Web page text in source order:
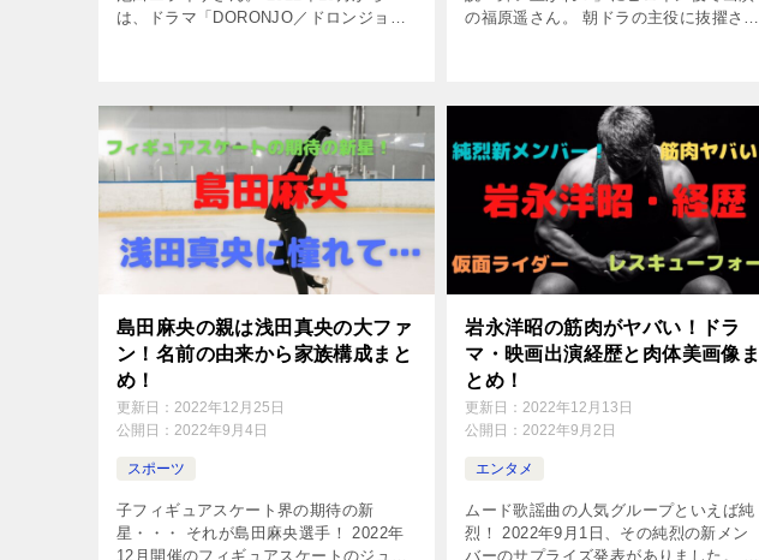
は、ドラマ「DORONJO／ドロンジョ」
の福原遥さん。 朝ドラの主役に抜擢され
島田麻央の親は浅田真央の大ファ
ン！名前の由来から家族構成まと
め！
更新日： 2022年12月25日
公開日： 2022年9月4日
スポーツ
子フィギュアスケート界の期待の新
星・・・ それが島田麻央選手！ 2022年
12月開催のフィギュアスケートのジュニ
岩永洋昭の筋肉がヤバい！ドラ
マ・映画出演経歴と肉体美画像ま
とめ！
更新日：2022年12月13日
公開日：2022年9月2日
エンタメ
ムード歌謡曲の人気グループといえば純
烈！ 2022年9月1日、その純烈の新メン
バーのサプライズ発表がありました。 新